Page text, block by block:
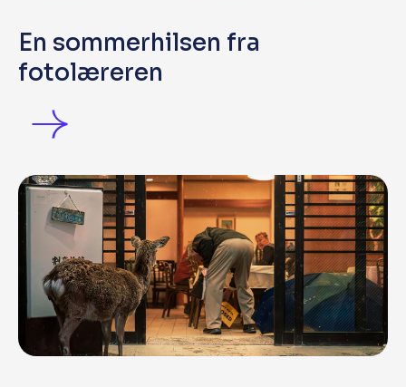
En sommerhilsen fra
fotolæreren